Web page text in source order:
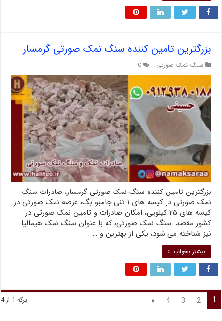
بزرگترین تامین کننده سنگ نمک صورتی گرمسار
سنگ نمک صورتی 0
بزرگترین تامین کننده سنگ نمک صورتی گرمسار، صادرات سنگ
نمک صورتی در کیسه های ۱ تنی جامبو بگ، عرضه نمک صورتی در
کیسه های ۲۵ کیلویی، امکان صادرات و تامین نمک صورتی در
کشور مقصد. سنگ نمک صورتی، که با عنوان سنگ نمک هیمالیا
نیز شناخته می شود، یکی از بهترین و …
بیشتر بخوانید »
برگه 1 از 4 1
2
3
4
»